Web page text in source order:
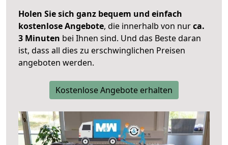
Holen Sie sich ganz bequem und einfach
kostenlose Angebote, die innerhalb von nurca.
3 Minuten bei Ihnen sind. Und das Beste daran
ist, dass all dies zu erschwinglichen Preisen
angeboten werden.
Kostenlose Angebote erhalten